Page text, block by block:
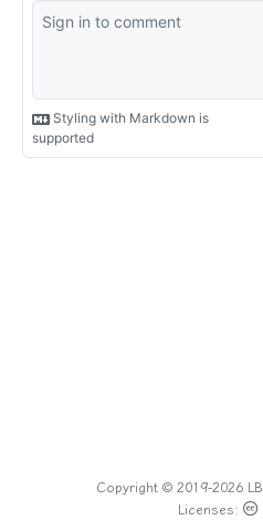
Copyright © 2019-2026 LB
Licenses: